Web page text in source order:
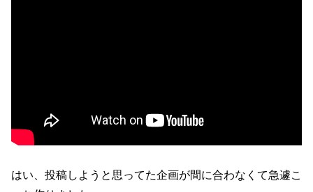
はい、投稿しようと思ってた企画が間に合わなくて急遽こ